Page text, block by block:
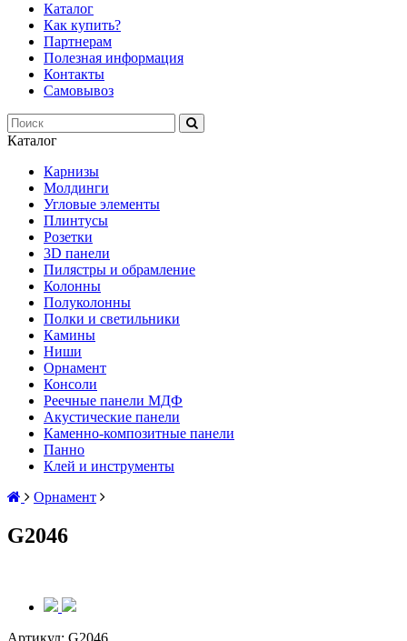
Каталог
Как купить?
Партнерам
Полезная информация
Контакты
Самовывоз
Каталог
Карнизы
Молдинги
Угловые элементы
Плинтусы
Розетки
3D панели
Пилястры и обрамление
Колонны
Полуколонны
Полки и светильники
Камины
Ниши
Орнамент
Консоли
Реечные панели МДФ
Акустические панели
Каменно-композитные панели
Панно
Клей и инструменты
Орнамент
G2046
Артикул: G2046